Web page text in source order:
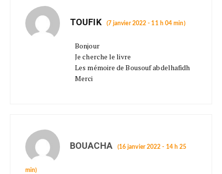
TOUFIK (7 janvier 2022 - 11 h 04 min)
Bonjour
Je cherche le livre
Les mémoire de Bousouf abdelhafidh
Merci
BOUACHA (16 janvier 2022 - 14 h 25
min)